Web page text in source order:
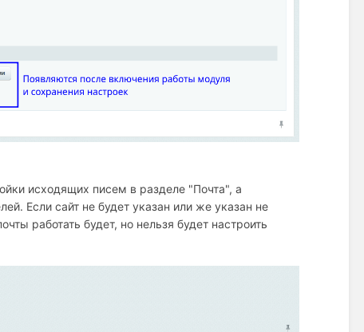
исходящих писем в разделе "Почта", а
Если сайт не будет указан или же указан не
работать будет, но нельзя будет настроить